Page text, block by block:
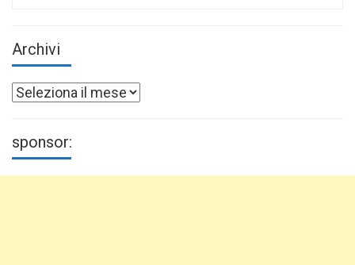
Archivi
Archivi
sponsor: